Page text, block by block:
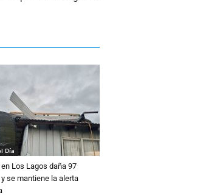
Día
Los Lagos daña 97
se mantiene la alerta